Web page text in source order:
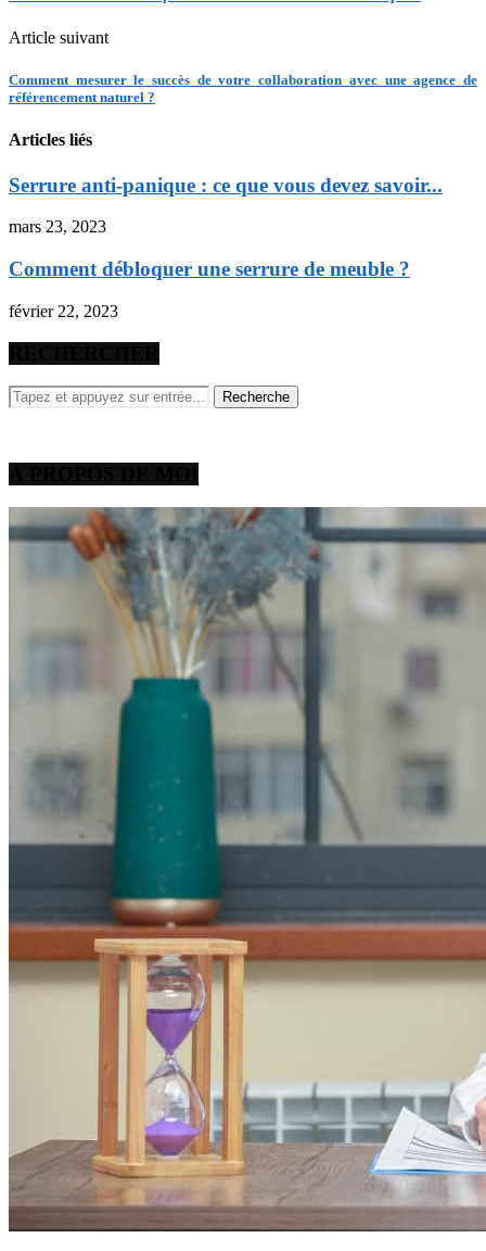
Article suivant
Comment mesurer le succès de votre collaboration avec une agence de
référencement naturel ?
Articles liés
Serrure anti-panique : ce que vous devez savoir...
mars 23, 2023
Comment débloquer une serrure de meuble ?
février 22, 2023